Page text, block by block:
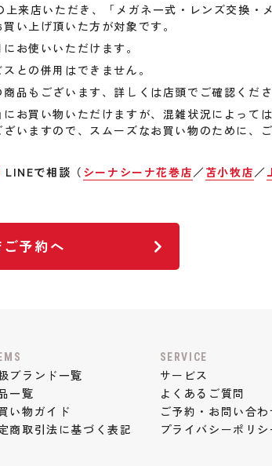
上来店いただき、「メガネ一式・レンズ交換・
い上げ頂いた方が対象です。
お使いいただけます。
との併用はできません。
品もございます、詳しくは店頭でご確認くださ
お買い物いただけますが、混雑状況によって
ざいますので、スムーズなお買い物のために、
LINEで相談（ シーナシーナ花巻店／ 苫小牧店／
予約へ
ブランド一覧
一覧
い物ガイド
商取引法に基づく表記
SERVICE
サービス
よくあるご質問
ご予約・お問い合わ
プライバシーポリシ